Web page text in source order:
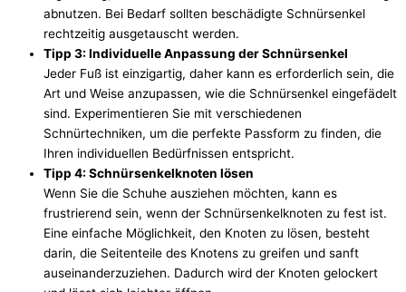
abnutzen. Bei Bedarf sollten beschädigte Schnürsenkel
rechtzeitig ausgetauscht werden.
Tipp 3: Individuelle Anpassung der Schnürsenkel
Jeder Fuß ist einzigartig, daher kann es erforderlich sein, die
Art und Weise anzupassen, wie die Schnürsenkel eingefädelt
sind. Experimentieren Sie mit verschiedenen
Schnürtechniken, um die perfekte Passform zu finden, die
Ihren individuellen Bedürfnissen entspricht.
Tipp 4: Schnürsenkelknoten lösen
Wenn Sie die Schuhe ausziehen möchten, kann es
frustrierend sein, wenn der Schnürsenkelknoten zu fest ist.
Eine einfache Möglichkeit, den Knoten zu lösen, besteht
darin, die Seitenteile des Knotens zu greifen und sanft
auseinanderzuziehen. Dadurch wird der Knoten gelockert